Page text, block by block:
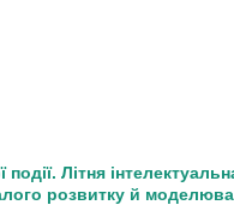
Літня
розвитку й